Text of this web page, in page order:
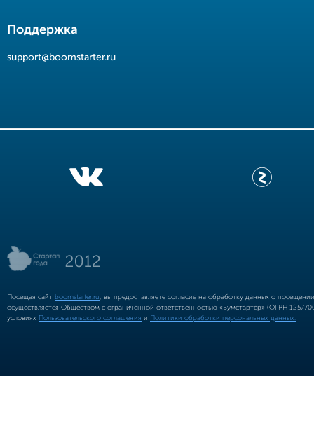
Поддержка
support@boomstarter.ru
Посещая сайт boomstarter.ru , вы предоставляете согласие на обработку данных о
осуществляется Обществом с ограниченной ответственностью «Бумстартер» (ОГРН
условиях Пользовательского соглашения и Политики обработки персональных данных.